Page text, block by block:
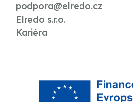
podpora@elredo.cz
Elredo s.r.o.
Kariéra